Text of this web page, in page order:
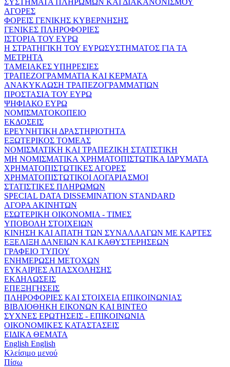
ΑΓΟΡΕΣ
ΦΟΡΕΙΣ ΓΕΝΙΚΗΣ ΚΥΒΕΡΝΗΣΗΣ
ΓΕΝΙΚΕΣ ΠΛΗΡΟΦΟΡΙΕΣ
ΙΣΤΟΡΙΑ ΤΟΥ ΕΥΡΩ
Η ΣΤΡΑΤΗΓΙΚΗ ΤΟΥ ΕΥΡΩΣΥΣΤΗΜΑΤΟΣ ΓΙΑ ΤΑ
ΜΕΤΡΗΤΑ
ΤΑΜΕΙΑΚΕΣ ΥΠΗΡΕΣΙΕΣ
ΤΡΑΠΕΖΟΓΡΑΜΜΑΤΙΑ ΚΑΙ ΚΕΡΜΑΤΑ
ΑΝΑΚΥΚΛΩΣΗ ΤΡΑΠΕΖΟΓΡΑΜΜΑΤΙΩΝ
ΠΡΟΣΤΑΣΙΑ ΤΟΥ ΕΥΡΩ
ΨΗΦΙΑΚΟ ΕΥΡΩ
ΝΟΜΙΣΜΑΤΟΚΟΠΕΙΟ
ΕΚΔΟΣΕΙΣ
ΕΡΕΥΝΗΤΙΚΗ ΔΡΑΣΤΗΡΙΟΤΗΤΑ
ΕΞΩΤΕΡΙΚΟΣ ΤΟΜΕΑΣ
ΝΟΜΙΣΜΑΤΙΚΗ ΚΑΙ ΤΡΑΠΕΖΙΚΗ ΣΤΑΤΙΣΤΙΚΗ
ΜΗ ΝΟΜΙΣΜΑΤΙΚΑ ΧΡΗΜΑΤΟΠΙΣΤΩΤΙΚΑ ΙΔΡΥΜΑΤΑ
ΧΡΗΜΑΤΟΠΙΣΤΩΤΙΚΕΣ ΑΓΟΡΕΣ
ΧΡΗΜΑΤΟΠΙΣΤΩΤΙΚΟΙ ΛΟΓΑΡΙΑΣΜΟΙ
ΣΤΑΤΙΣΤΙΚΕΣ ΠΛΗΡΩΜΩΝ
SPECIAL DATA DISSEMINATION STANDARD
ΑΓΟΡΑ ΑΚΙΝΗΤΩΝ
ΕΣΩΤΕΡΙΚΗ ΟΙΚΟΝΟΜΙΑ - ΤΙΜΕΣ
ΥΠΟΒΟΛΗ ΣΤΟΙΧΕΙΩΝ
ΚΙΝΗΣΗ ΚΑΙ ΑΠΑΤΗ ΤΩΝ ΣΥΝΑΛΛΑΓΩΝ ΜΕ ΚΑΡΤΕΣ
ΕΞΕΛΙΞΗ ΔΑΝΕΙΩΝ ΚΑΙ ΚΑΘΥΣΤΕΡΗΣΕΩΝ
ΓΡΑΦΕΙΟ ΤΥΠΟΥ
ΕΝΗΜΕΡΩΣΗ ΜΕΤΟΧΩΝ
ΕΥΚΑΙΡΙΕΣ ΑΠΑΣΧΟΛΗΣΗΣ
ΕΚΔΗΛΩΣΕΙΣ
ΕΠΕΞΗΓΗΣΕΙΣ
ΠΛΗΡΟΦΟΡΙΕΣ ΚΑΙ ΣΤΟΙΧΕΙΑ ΕΠΙΚΟΙΝΩΝΙΑΣ
ΒΙΒΛΙΟΘΗΚΗ ΕΙΚΟΝΩΝ ΚΑΙ ΒΙΝΤΕΟ
ΣΥΧΝΕΣ ΕΡΩΤΗΣΕΙΣ - ΕΠΙΚΟΙΝΩΝΙΑ
ΟΙΚΟΝΟΜΙΚΕΣ ΚΑΤΑΣΤΑΣΕΙΣ
ΕΙΔΙΚΑ ΘΕΜΑΤΑ
English English
Κλείσιμο μενού
Πίσω